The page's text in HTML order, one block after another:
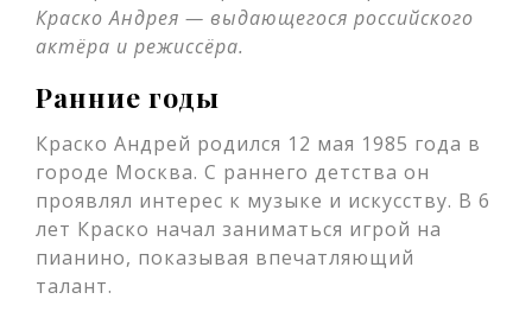
Краско Андрея — выдающегося российского
актёра и режиссёра.
Ранние годы
Краско Андрей родился 12 мая 1985 года в
городе Москва. С раннего детства он
проявлял интерес к музыке и искусству. В 6
лет Краско начал заниматься игрой на
пианино, показывая впечатляющий
талант.